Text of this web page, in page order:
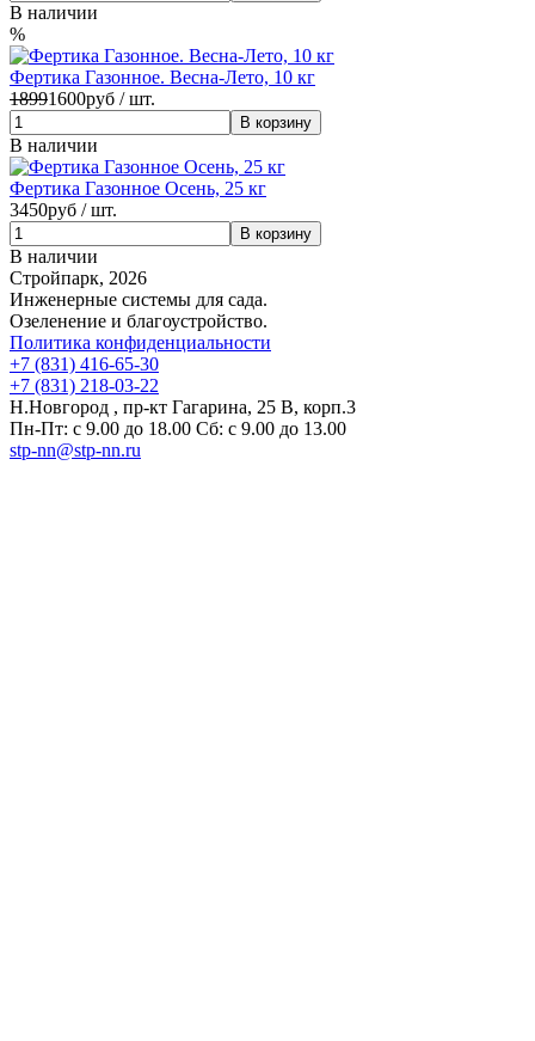
В наличии
%
Фертика Газонное. Весна-Лето, 10 кг
18991600руб / шт.
В наличии
Фертика Газонное Осень, 25 кг
3450руб / шт.
В наличии
Стройпарк, 2026
Инженерные системы для сада.
Озеленение и благоустройство.
Политика конфиденциальности
+7 (831) 416-65-30
+7 (831) 218-03-22
Н.Новгород , пр-кт Гагарина, 25 В, корп.3
Пн-Пт: с 9.00 до 18.00 Сб: с 9.00 до 13.00
stp-nn@stp-nn.ru